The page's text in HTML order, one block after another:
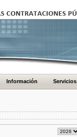
Información Servicios